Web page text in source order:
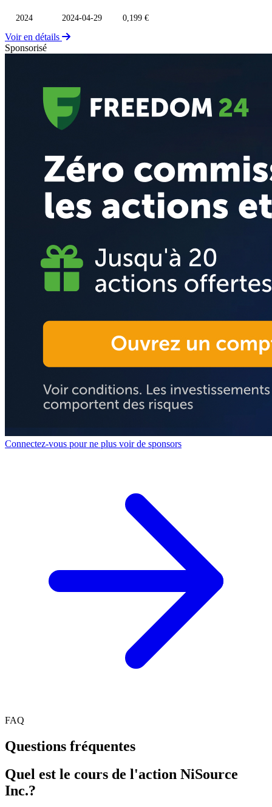
2024 2024-04-29 0,199 €
Voir en détails
Sponsorisé
Connectez-vous pour ne plus voir de sponsors
FAQ
Questions fréquentes
Quel est le cours de l'action NiSource
Inc.?